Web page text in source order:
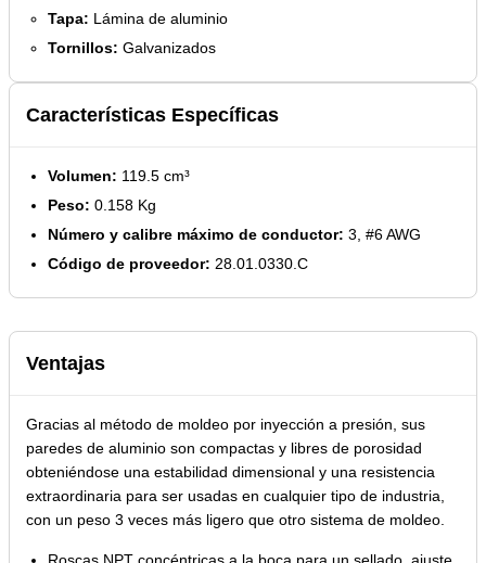
Tapa: Lámina de aluminio
Tornillos: Galvanizados
Características Específicas
Volumen: 119.5 cm³
Peso: 0.158 Kg
Número y calibre máximo de conductor: 3, #6 AWG
Código de proveedor: 28.01.0330.C
Ventajas
Gracias al método de moldeo por inyección a presión, sus
paredes de aluminio son compactas y libres de porosidad
obteniéndose una estabilidad dimensional y una resistencia
extraordinaria para ser usadas en cualquier tipo de industria,
con un peso 3 veces más ligero que otro sistema de moldeo.